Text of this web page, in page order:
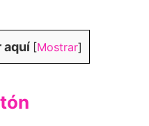
aquí [Mostrar]